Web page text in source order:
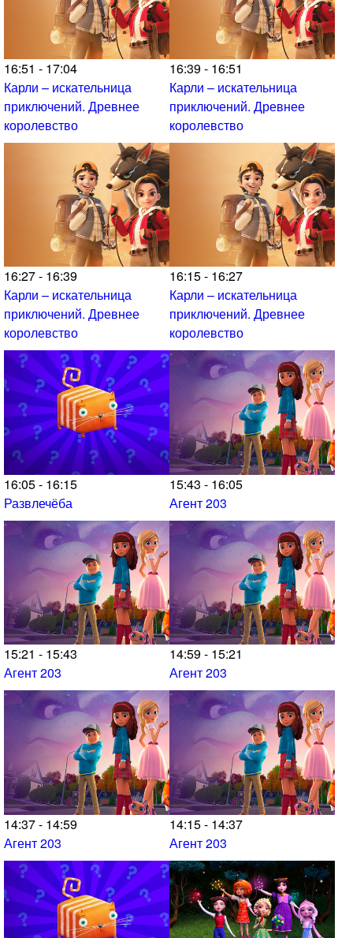
16:51 - 17:04
Карли – искательница
приключений. Древнее
королевство
16:39 - 16:51
Карли – искательница
приключений. Древнее
королевство
16:27 - 16:39
Карли – искательница
приключений. Древнее
королевство
16:15 - 16:27
Карли – искательница
приключений. Древнее
королевство
16:05 - 16:15
Развлечёба
15:43 - 16:05
Агент 203
15:21 - 15:43
Агент 203
14:59 - 15:21
Агент 203
14:37 - 14:59
Агент 203
14:15 - 14:37
Агент 203